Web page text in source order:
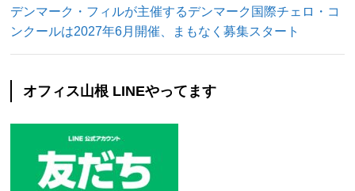
デンマーク・フィルが主催するデンマーク国際チェロ・コ
ンクールは2027年6月開催、まもなく募集スタート
オフィス山根 LINEやってます